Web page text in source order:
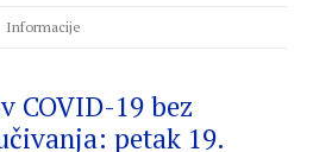
Informacije
COVID-19 bez
petak 19.